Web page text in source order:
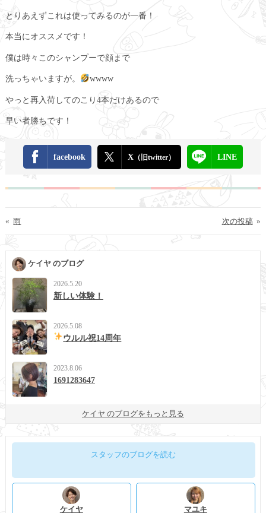
とりあえずこれは使ってみるのが一番！
本当にオススメです！
僕は時々このシャンプーで顔まで
洗っちゃいますが。 wwww
やっと再入荷してのこり4本だけあるので
早い者勝ちです！
facebook X（旧twitter） LINE
« 雨 »
次の投稿
ケイヤ のブログ
2026.5.20
新しい体験！
2026.5.08
ウルル祝14周年
2023.8.06
1691283647
ケイヤ のブログをもっと見る
スタッフのブログを読む
ケイヤ マユキ